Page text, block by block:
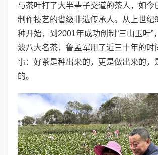
与茶叶打了大半辈子交道的茶人，如今
制作技艺的省级非遗传承人。从上世纪
种开始，到2001年成功创制“三山玉叶”
波八大名茶，鲁孟军用了近三十年的时
事：好茶是种出来的，更是做出来的，
的。